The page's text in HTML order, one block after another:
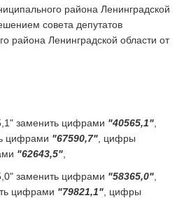
района Ленинградской
совета депутатов
района Ленинградской области от
заменить цифрами "40565,1"
цифрами "67590,7" , цифры
"62643,5"
заменить цифрами "58365,0"
цифрами "79821,1" , цифры